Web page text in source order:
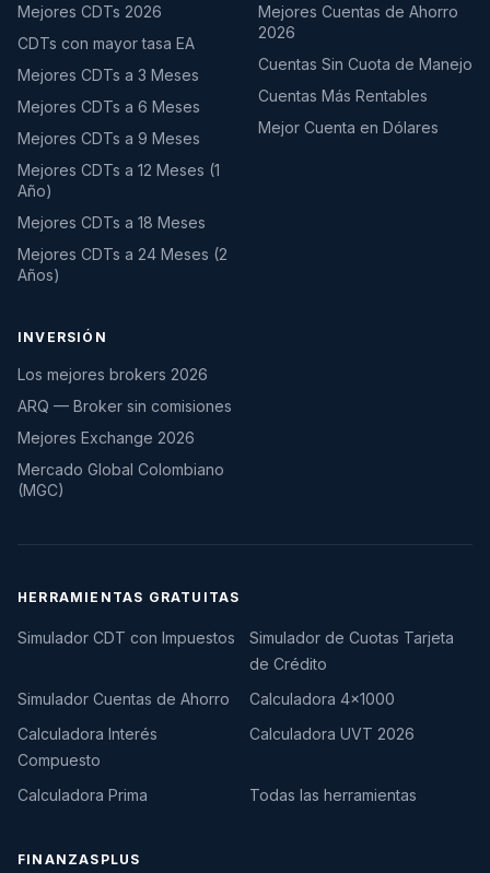
Mejores CDTs 2026
CDTs con mayor tasa EA
Mejores CDTs a 3 Meses
Mejores CDTs a 6 Meses
Mejores CDTs a 9 Meses
Mejores CDTs a 12 Meses (1
Año)
Mejores CDTs a 18 Meses
Mejores CDTs a 24 Meses (2
Años)
Mejores Cuentas de Ahorro
2026
Cuentas Sin Cuota de Manejo
Cuentas Más Rentables
Mejor Cuenta en Dólares
INVERSIÓN
Los mejores brokers 2026
ARQ — Broker sin comisiones
Mejores Exchange 2026
Mercado Global Colombiano
(MGC)
HERRAMIENTAS GRATUITAS
Simulador CDT con Impuestos
Simulador de Cuotas Tarjeta
de Crédito
Simulador Cuentas de Ahorro
Calculadora 4×1000
Calculadora Interés
Compuesto
Calculadora UVT 2026
Calculadora Prima Todas las herramientas
FINANZASPLUS